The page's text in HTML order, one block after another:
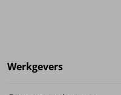
Werkgevers